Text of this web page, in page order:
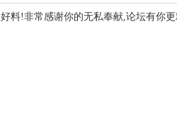
好料!非常感谢你的无私奉献,论坛有你